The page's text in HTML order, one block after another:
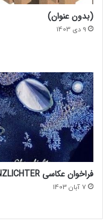
(بدون عنوان)
9 دی 1403
فراخوان عکاسی GLANZLICHTER
7 آبان 1403